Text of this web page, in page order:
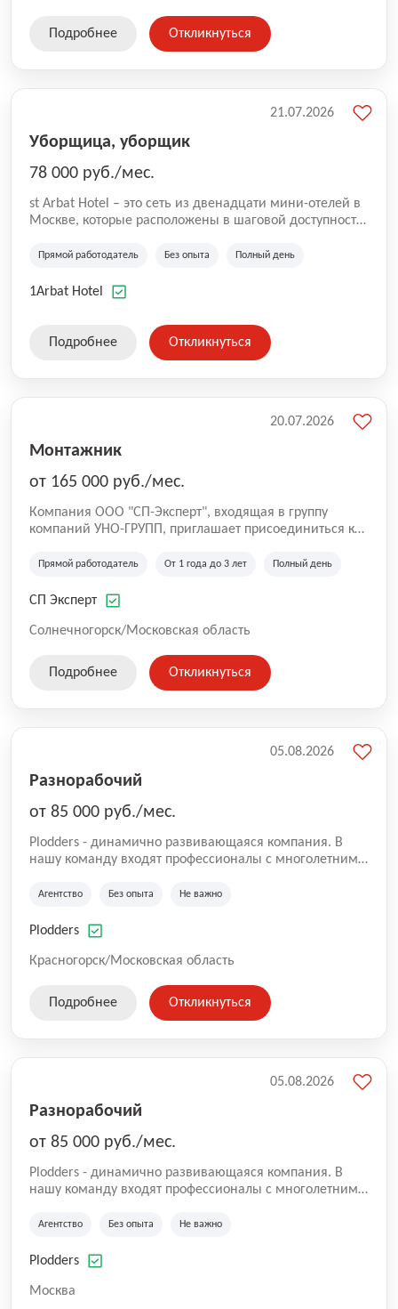
Подробнее Откликнуться
Уборщица, уборщик
78 000 руб./мес.
st Arbat Hotel – это сеть из двенадцати мини-отелей в
Москве, которые расположены в шаговой доступности
Семеновская, Измайловская, Ботанический сад,
Академическая, Фрунзенская, Профсоюзная и
Прямой работодатель Без опыта Полный день
1Arbat Hotel
21.07.2026
Подробнее Откликнуться
Монтажник
от 165 000 руб./мес.
Компания ООО "СП-Эксперт", входящая в группу
компаний УНО-ГРУПП, приглашает присоединиться к
работаем на рынке с 2005 года и оказываем комплекс
зданий из гибридных модульных блоков свободной
гибридно-модульного строительства.
Прямой работодатель От 1 года до 3 лет Полный день
СП Эксперт
Солнечногорск/Московская область
20.07.2026
Подробнее Откликнуться
Разнорабочий
от 85 000 руб./мес.
Plodders - динамично развивающаяся компания. В
нашу команду входят профессионалы с многолетним
на рынке аутсорсинга, а накопленный опыт позволяют
оказываемых услуг.
Агентство Без опыта Не важно
Plodders
Красногорск/Московская область
05.08.2026
Подробнее Откликнуться
Разнорабочий
от 85 000 руб./мес.
Plodders - динамично развивающаяся компания. В
нашу команду входят профессионалы с многолетним
на рынке аутсорсинга, а накопленный опыт позволяют
оказываемых услуг.
Агентство Без опыта Не важно
Plodders
Москва
05.08.2026